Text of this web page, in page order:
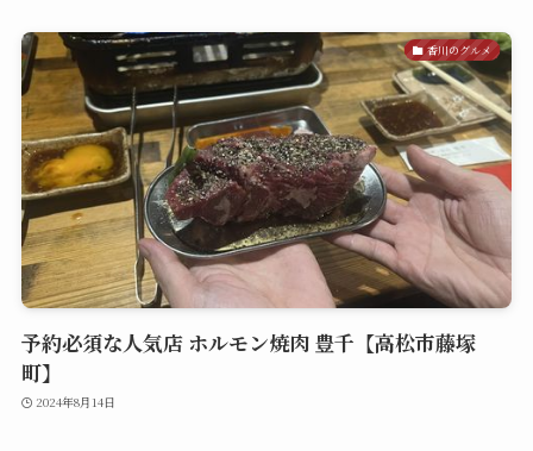
香川のグルメ
予約必須な人気店 ホルモン焼肉 豊千【高松市藤塚
町】
2024年8月14日